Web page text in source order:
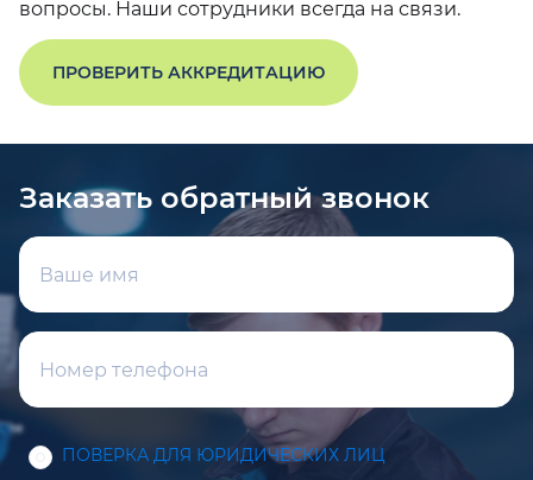
вопросы. Наши сотрудники всегда на связи.
ПРОВЕРИТЬ АККРЕДИТАЦИЮ
Заказать обратный звонок
ПОВЕРКА ДЛЯ ЮРИДИЧЕСКИХ ЛИЦ